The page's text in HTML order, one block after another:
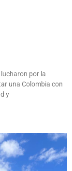
por la
una Colombia con
y